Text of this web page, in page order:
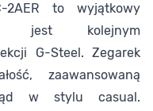
2AER to wyjątkowy
jest kolejnym
G-Steel. Zegarek
zaawansowaną
w stylu casual.